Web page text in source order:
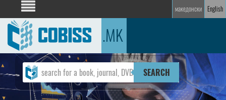
македонски English
.MK
SEARCH